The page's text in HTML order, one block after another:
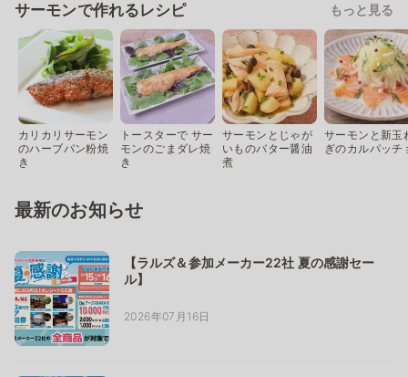
サーモンで作れるレシピ もっと見る
カリカリサーモン
のハーブパン粉焼
き
トースターで サー
モンのごまダレ焼
き
サーモンとじゃが
いものバター醤油
煮
サーモンと新玉
ぎのカルパッチ
最新のお知らせ
【ラルズ＆参加メーカー22社 夏の感謝セー
ル】
2026年07月16日